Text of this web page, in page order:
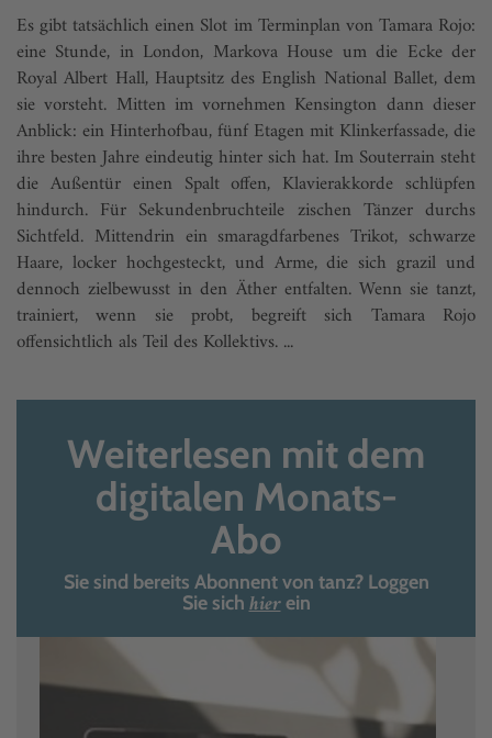
Es gibt tatsächlich einen Slot im Terminplan von Tamara Rojo:
eine Stunde, in London, Markova House um die Ecke der
Royal Albert Hall, Hauptsitz des ­English National Ballet, dem
sie vorsteht. Mitten im vornehmen ­Kensington dann dieser
Anblick: ein Hinterhofbau, fünf Etagen mit Klinkerfassade, die
ihre besten Jahre eindeutig hinter sich hat. Im Souterrain steht
die Außentür einen Spalt offen, Klavierakkorde schlüpfen
hindurch. Für Sekundenbruchteile zischen Tänzer durchs
Sichtfeld. Mittendrin ein smaragdfarbenes Trikot, schwarze
Haare, locker hochgesteckt, und Arme, die sich grazil und
dennoch zielbewusst in den Äther entfalten. Wenn sie tanzt,
trainiert, wenn sie probt, begreift sich Tamara Rojo
offensichtlich als Teil des Kollektivs. ...
Weiterlesen mit dem
digitalen Monats-
Abo
Sie sind bereits Abonnent von tanz? Loggen
Sie sich hierein